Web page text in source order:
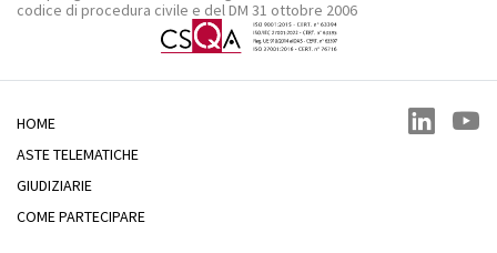
codice di procedura civile e del DM 31 ottobre 2006
HOME
ASTE TELEMATICHE
GIUDIZIARIE
COME PARTECIPARE